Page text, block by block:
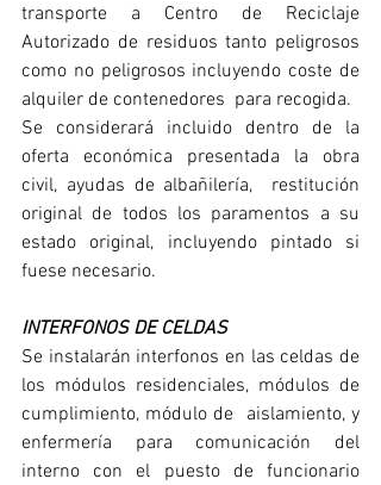
transporte a Centro de Reciclaje
Autorizado de residuos tanto peligrosos
como no peligrosos incluyendo coste de
alquiler de contenedores  para recogida.
Se considerará incluido dentro de la
oferta económica presentada la obra
civil, ayudas de albañilería,  restitución
original de todos los paramentos a su
estado original, incluyendo pintado si
fuese necesario.
INTERFONOS DE CELDAS
Se instalarán interfonos en las celdas de
los módulos residenciales, módulos de
cumplimiento, módulo de  aislamiento, y
enfermería para comunicación del
interno con el puesto de funcionario